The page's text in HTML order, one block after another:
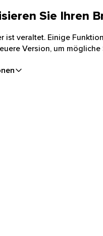
Sie Ihren
ist veraltet. Einige
Version, um